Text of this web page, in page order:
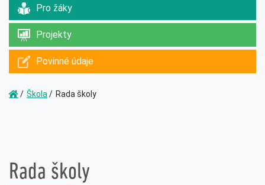
Pro žáky
Projekty
Povinné údaje
Škola Rada školy
Rada školy